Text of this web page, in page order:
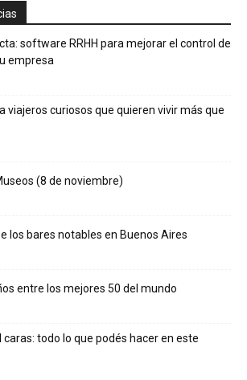
software RRHH para mejorar el control de
empresa
viajeros curiosos que quieren vivir más que
(8 de noviembre)
los bares notables en Buenos Aires
entre los mejores 50 del mundo
caras: todo lo que podés hacer en este